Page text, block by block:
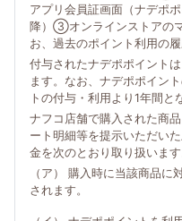
アプリ会員証画面（ナデポ
降）③オンラインストアの
お、過去のポイント利用の
付与されたナデポポイント
ます。なお、ナデポポイン
トの付与・利用より1年間と
ナフコ店舗で購入された商
ート明細等を提示いただい
金を次のとおり取り扱います
（ア） 購入時に当該商品に
されます。